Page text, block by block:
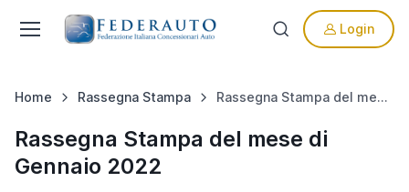
Login
Home Rassegna Stampa Rassegna Stampa del mese di Gennaio 2022
Rassegna Stampa del mese di
Gennaio 2022